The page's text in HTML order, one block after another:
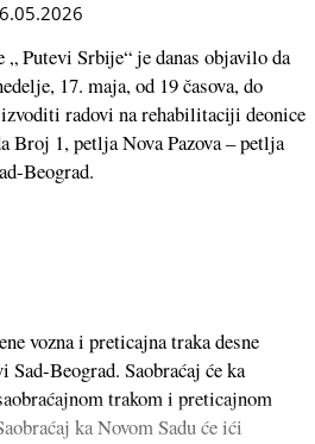
„ Putevi Srbije“ je danas objavilo da
17. maja, od 19 časova, do
radovi na rehabilitaciji deonice
Broj 1, petlja Nova Pazova – petlja
Beograd.
vozna i preticajna traka desne
Sad-Beograd. Saobraćaj će ka
trakom i preticajnom
ka Novom Sadu će ići